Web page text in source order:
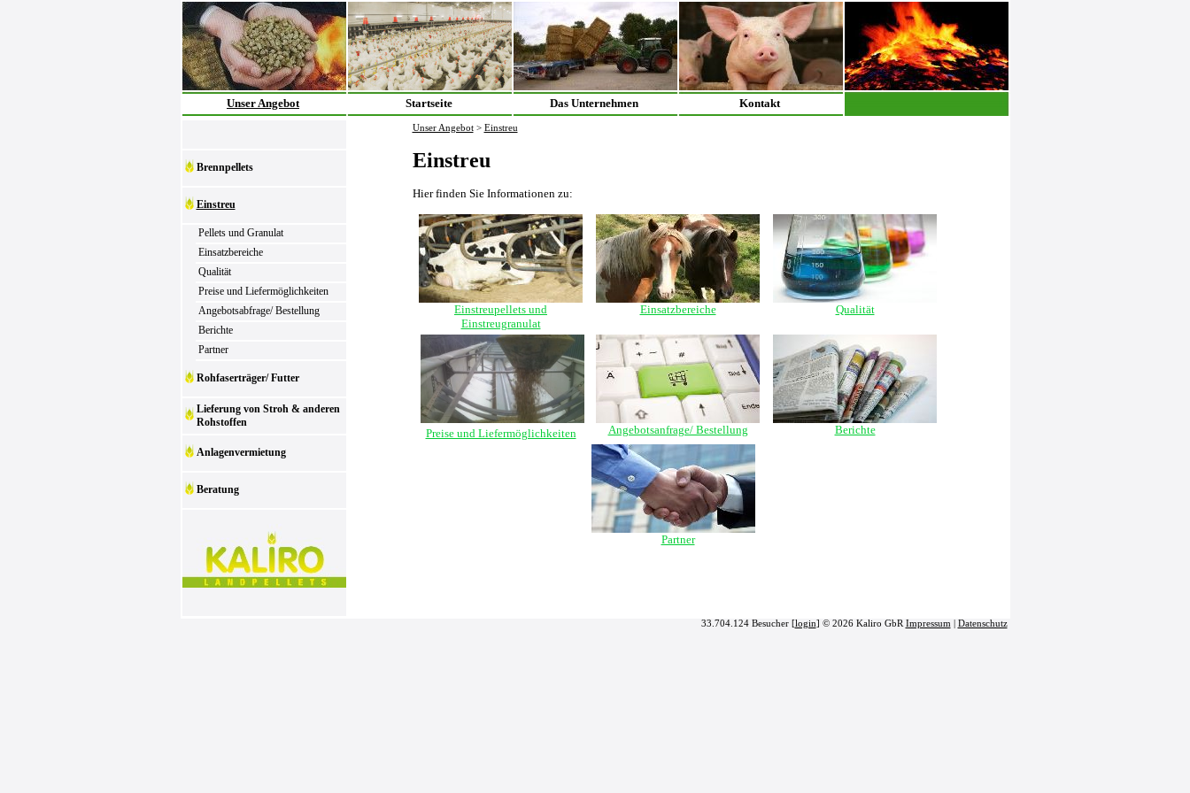
Unser Angebot Startseite Das Unternehmen Kontakt
Brennpellets
Einstreu
Pellets und Granulat
Einsatzbereiche
Qualität
Preise und Liefermöglichkeiten
Angebotsabfrage/ Bestellung
Berichte
Partner
Rohfaserträger/ Futter
Lieferung von Stroh & anderen
Rohstoffen
Anlagenvermietung
Beratung
Unser Angebot > Einstreu
Einstreu
Hier finden Sie Informationen zu:
Einstreupellets und
Einstreugranulat
Einsatzbereiche Qualität
Preise und Liefermöglichkeiten Angebotsanfrage/ Bestellung Berichte
Partner
33.704.124 Besucher [login] © 2026 Kaliro GbR Impressum Datenschutz